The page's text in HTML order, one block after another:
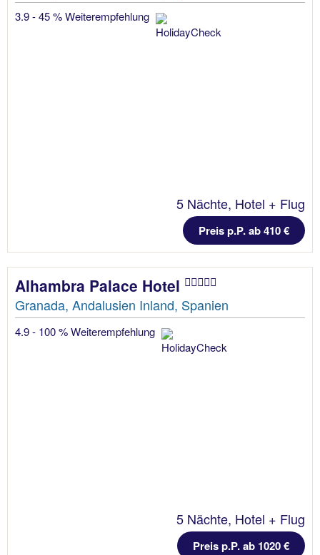
3.9 - 45 % Weiterempfehlung
5 Nächte, Hotel + Flug
Preis p.P. ab 410 €
Alhambra Palace Hotel
Granada, Andalusien Inland, Spanien
4.9 - 100 % Weiterempfehlung
5 Nächte, Hotel + Flug
Preis p.P. ab 1020 €